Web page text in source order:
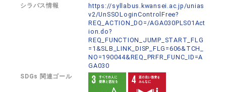
シラバス情報
https://syllabus.kwansei.ac.jp/unias
v2/UnSSOLoginControlFree?
REQ_ACTION_DO=/AGA030PLS01Act
ion.do?
REQ_FUNCTION_JUMP_START_FLG
=1&SLB_LINK_DISP_FLG=606&TCH_
NO=190044&REQ_PRFR_FUNC_ID=A
GA030
SDGs 関連ゴール